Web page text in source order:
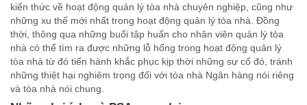
kiến thức về hoạt động quản lý tòa nhà chuyên nghiệp, cũng như
những xu thế mới nhất trong hoạt động quản lý tòa nhà. Đồng
thời, thông qua những buổi tập huấn cho nhân viên quản lý tòa
nhà có thể tìm ra được những lỗ hổng trong hoạt động quản lý
tòa nhà từ đó tiến hành khắc phục kịp thời những sự cố đó, tránh
những thiệt hại nghiêm trọng đối với tòa nhà Ngân hàng nói riêng
và tòa nhà nói chung.